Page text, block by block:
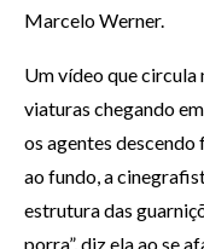
Marcelo Werner.
Um vídeo que circula
viaturas chegando
os agentes
ao fundo, a
estrutura das
porra”, diz ela ao se